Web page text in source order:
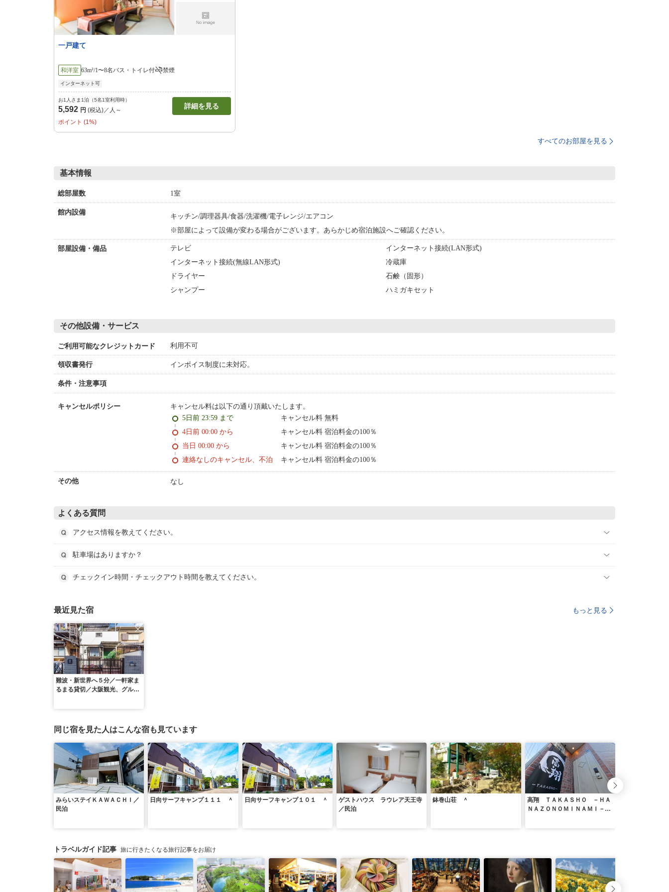
一戸建て
和洋室 63m²/1〜8名バス・トイレ付 禁煙
インターネット可
お1人さま1泊（5名1室利用時）
5,592 円 (税込)／人～ 詳細を見る
ポイント (1%)
すべてのお部屋を見る
基本情報
総部屋数 1室
館内設備
キッチン/調理器具/食器/洗濯機/電子レンジ/エアコン
※部屋によって設備が変わる場合がございます。あらかじめ宿泊施設へご確認ください。
部屋設備・備品 テレビ
インターネット接続(LAN形式)
インターネット接続(無線LAN形式)
冷蔵庫
ドライヤー
石鹸（固形）
シャンプー
ハミガキセット
その他設備・サービス
ご利用可能なクレジットカード 利用不可
領収書発行 インボイス制度に未対応。
条件・注意事項
キャンセルポリシー キャンセル料は以下の通り頂戴いたします。
5日前 23:59 まで
キャンセル料 無料
4日前 00:00 から
キャンセル料 宿泊料金の100％
当日 00:00 から
キャンセル料 宿泊料金の100％
連絡なしのキャンセル、不泊
キャンセル料 宿泊料金の100％
その他 なし
よくある質問
アクセス情報を教えてください。
駐車場はありますか？
チェックイン時間・チェックアウト時間を教えてください。
最近見た宿 もっと見る
難波・新世界へ５分／一軒家ま
るまる貸切／大阪観光、グルー
同じ宿を見た人はこんな宿も見ています
みらいステイＫＡＷＡＣＨＩ／
民泊
日向サーフキャンプ１１１ ＾ 日向サーフキャンプ１０１ ＾
ゲストハウス ラウレア天王寺
／民泊
鉢巻山荘 ＾
高翔 ＴＡＫＡＳＨＯ －ＨＡ
ＮＡＺＯＮＯＭＩＮＡＭＩ－
トラベルガイド記事 旅に行きたくなる旅行記事をお届け